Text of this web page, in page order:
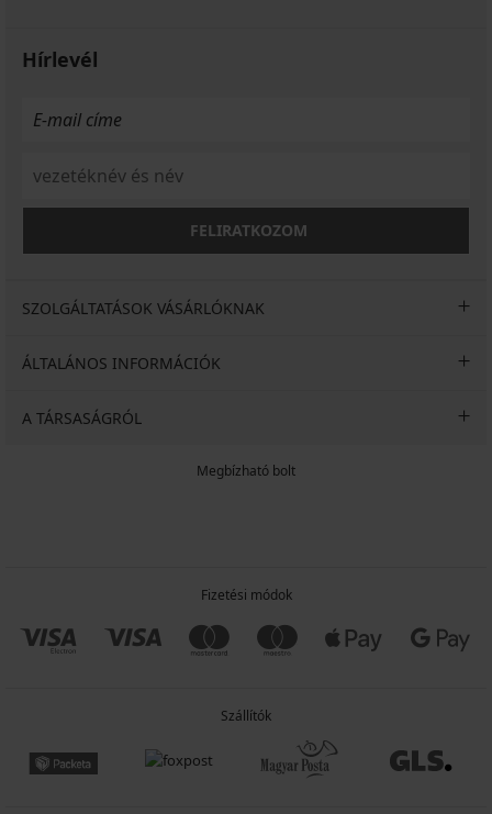
Hírlevél
FELIRATKOZOM
SZOLGÁLTATÁSOK VÁSÁRLÓKNAK
ÁLTALÁNOS INFORMÁCIÓK
A TÁRSASÁGRÓL
Megbízható bolt
Fizetési módok
Szállítók